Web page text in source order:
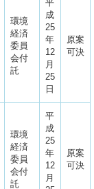
環境
経済
委員
会付
託
平
成
25
年
12
月
25
日
原案
可決
環境
経済
委員
会付
託
平
成
25
年
12
月
原案
可決